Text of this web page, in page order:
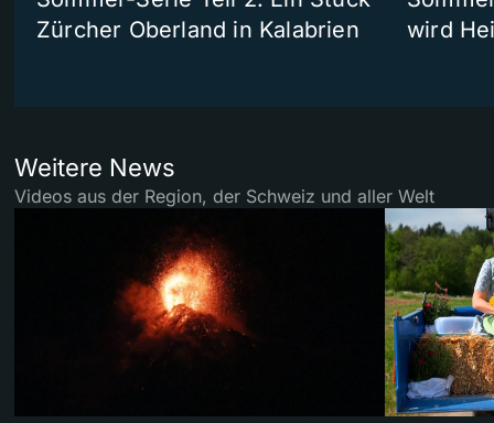
Zürcher Oberland in Kalabrien
wird
Weitere News
Videos aus der Region, der Schweiz und aller Welt